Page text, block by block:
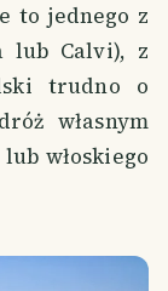
to jednego z
lub Calvi), z
trudno o
własnym
włoskiego